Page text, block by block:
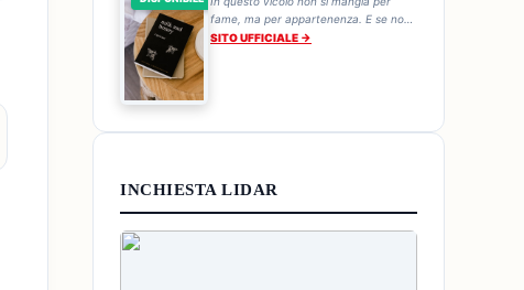
fame, ma per appartenenza. E se non
mangi, la Bestia a tre occhi ti trova.
SITO UFFICIALE →
INCHIESTA LIDAR